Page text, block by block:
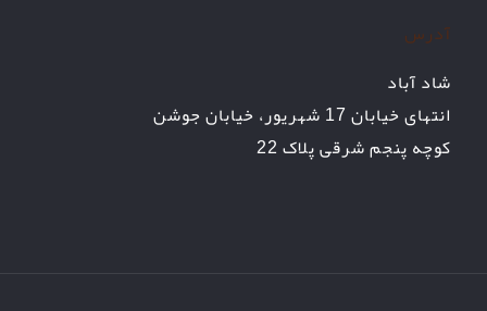
آدرس
شاد آباد
انتهای خیابان 17 شهریور، خیابان جوشن
کوچه پنجم شرقی پلاک 22